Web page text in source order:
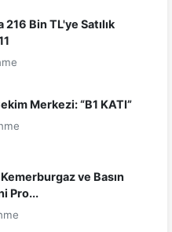
216 Bin TL'ye Satılık
Merkezi: “B1 KATI”
Kemerburgaz ve Basın
Pro...